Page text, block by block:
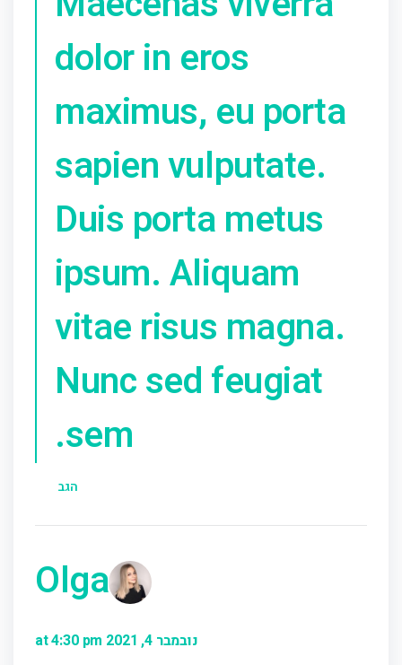
dolor in eros
maximus, eu porta
sapien vulputate.
Duis porta metus
ipsum. Aliquam
vitae risus magna.
Nunc sed feugiat
sem.
הגב
Olga
נובמבר 4, 2021 at 4:30 pm